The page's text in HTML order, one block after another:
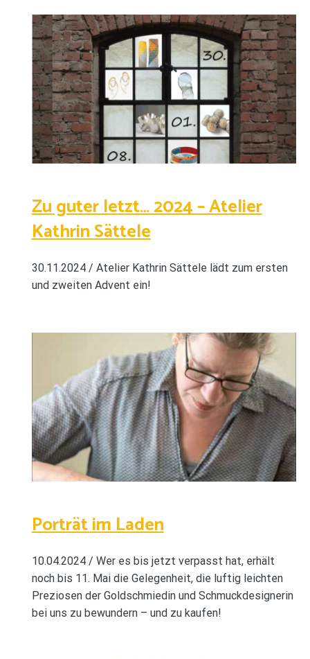
Zu guter letzt… 2024 – Atelier
Kathrin Sättele
30.11.2024 / Atelier Kathrin Sättele lädt zum ersten
und zweiten Advent ein!
Porträt im Laden
10.04.2024 / Wer es bis jetzt verpasst hat, erhält
noch bis 11. Mai die Gelegenheit, die luftig leichten
Preziosen der Goldschmiedin und Schmuckdesignerin
bei uns zu bewundern – und zu kaufen!